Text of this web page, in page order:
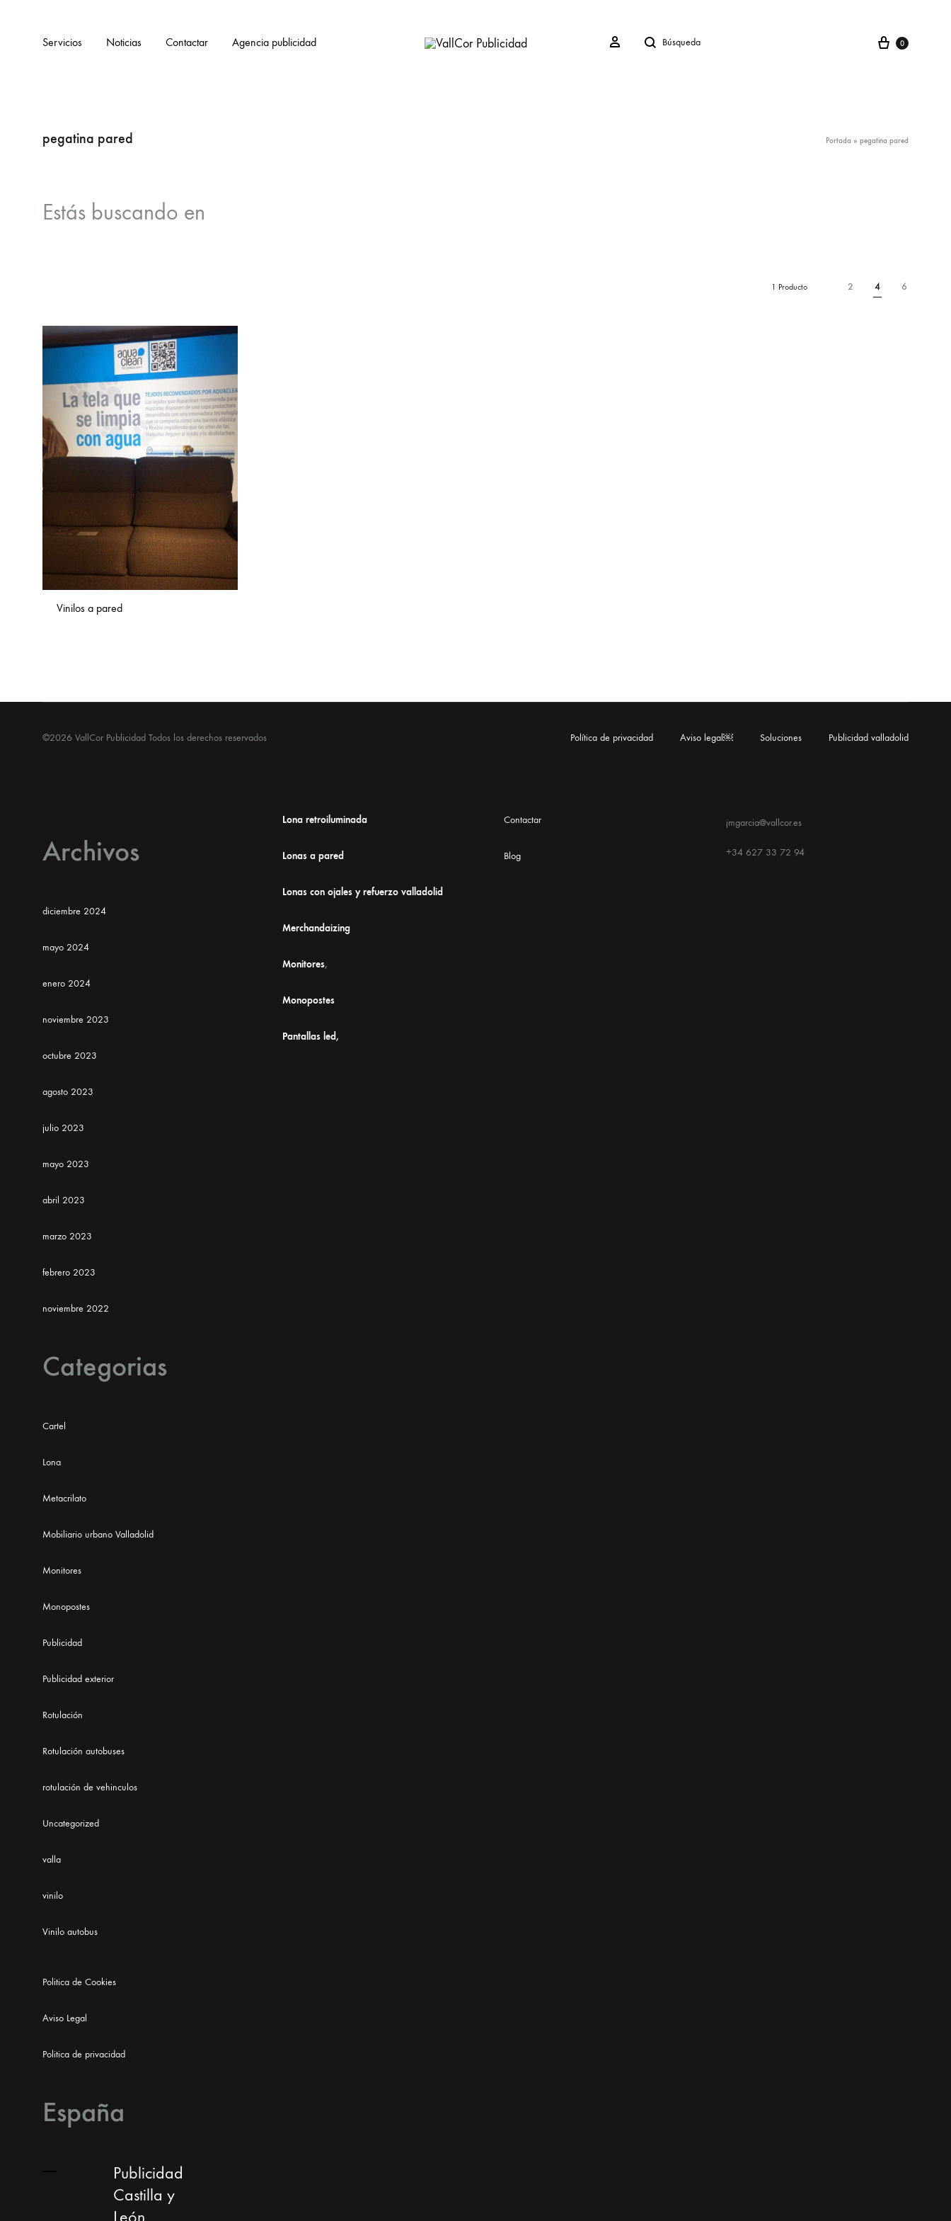
Servicios Noticias Contactar Agencia publicidad Signo enBúsqueda Carro
0
pegatina pared Portada » pegatina pared
Estás buscando en
2 4 6
1 Producto
Vinilos a pared
©2026 VallCor Publicidad Todos los derechos reservados Política de privacidad Aviso legal￼ Soluciones Publicidad valladolid
Archivos
diciembre 2024
mayo 2024
enero 2024
noviembre 2023
octubre 2023
agosto 2023
julio 2023
mayo 2023
abril 2023
marzo 2023
febrero 2023
noviembre 2022
Categorias
Cartel
Lona
Metacrilato
Mobiliario urbano Valladolid
Monitores
Monopostes
Publicidad
Publicidad exterior
Rotulación
Rotulación autobuses
rotulación de vehinculos
Uncategorized
valla
vinilo
Vinilo autobus
Politica de Cookies
Aviso Legal
Politica de privacidad
España
Publicidad
Castilla y
León
Lona retroiluminada
Lonas a pared
Lonas con ojales y refuerzo valladolid
Merchandaizing
Monitores,
Monopostes
Pantallas led,
Contactar
Blog
jmgarcia@vallcor.es
+34 627 33 72 94